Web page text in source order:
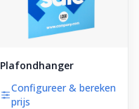
Plafondhanger
Configureer & bereken
prijs